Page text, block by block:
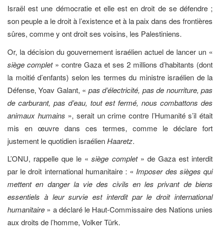
Israël est une démocratie et elle est en droit de se défendre ;
son peuple a le droit à l’existence et à la paix dans des frontières
sûres, comme y ont droit ses voisins, les Palestiniens.
Or, la décision du gouvernement israélien actuel de lancer un «
siège complet» contre Gaza et ses 2 millions d’habitants (dont
la moitié d’enfants) selon les termes du ministre israélien de la
Défense, Yoav Galant, « pas d’électricité, pas de nourriture, pas
de carburant, pas d’eau, tout est fermé, nous combattons des
animaux humains », serait un crime contre l’Humanité s’il était
mis en œuvre dans ces termes, comme le déclare fort
justement le quotidien israélienHaaretz.
L’ONU, rappelle que le «siège complet» de Gaza est interdit
par le droit international humanitaire : « Imposer des sièges qui
mettent en danger la vie des civils en les privant de biens
essentiels à leur survie est interdit par le droit international
humanitaire » a déclaré le Haut-Commissaire des Nations unies
aux droits de l’homme, Volker Türk.